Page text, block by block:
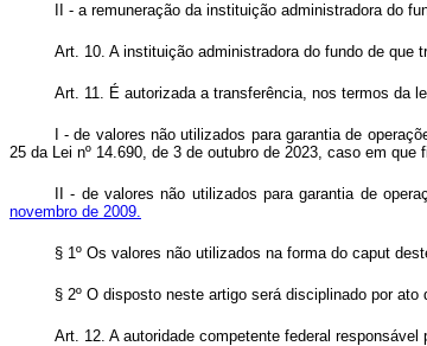
II - a remuneração da instituição administradora do
Art. 10. A instituição administradora do fundo de que
Art. 11. É autorizada a transferência, nos termos da
I - de valores não utilizados para garantia de
25 da Lei nº 14.690, de 3 de outubro de 2023, caso em que
II - de valores não utilizados para garantia de
novembro de 2009.
§ 1º Os valores não utilizados na forma do caput
§ 2º O disposto neste artigo será disciplinado por ato
Art. 12. A autoridade competente federal